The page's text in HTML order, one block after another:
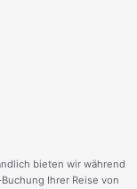
bieten wir während
Ihrer Reise von